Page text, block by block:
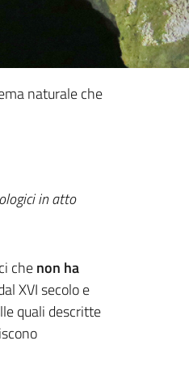
naturale che
in atto
chenon ha
XVI secolo e
quali descritte